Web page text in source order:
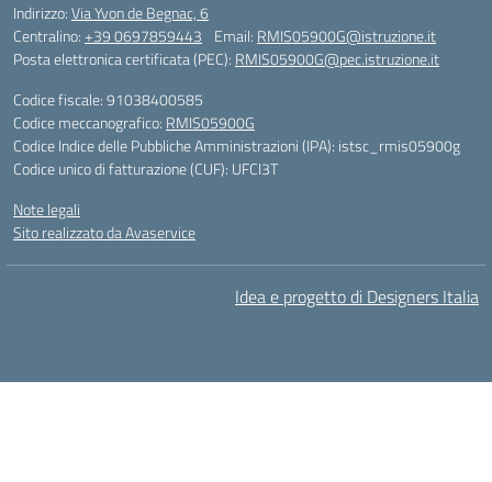
Indirizzo:Via Yvon de Begnac, 6
Centralino:+39 0697859443 Email: RMIS05900G@istruzione.it
Posta elettronica certificata (PEC): RMIS05900G@pec.istruzione.it
Codice fiscale: 91038400585
Codice meccanografico: RMIS05900G
Codice Indice delle Pubbliche Amministrazioni (IPA): istsc_rmis05900g
Codice unico di fatturazione (CUF): UFCI3T
Note legali
Sito realizzato da Avaservice
Idea e progetto di Designers Italia